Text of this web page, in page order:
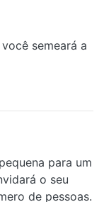
semeará a
para um
o seu
de pessoas.